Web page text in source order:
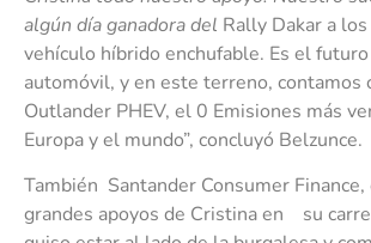
algún día ganadora del Rally Dakar a
vehículo híbrido enchufable. Es el
automóvil, y en este terreno, contamos
Outlander PHEV, el 0 Emisiones más
Europa y el mundo”, concluyó Belzunce.
También Santander Consumer
grandes apoyos de Cristina en su